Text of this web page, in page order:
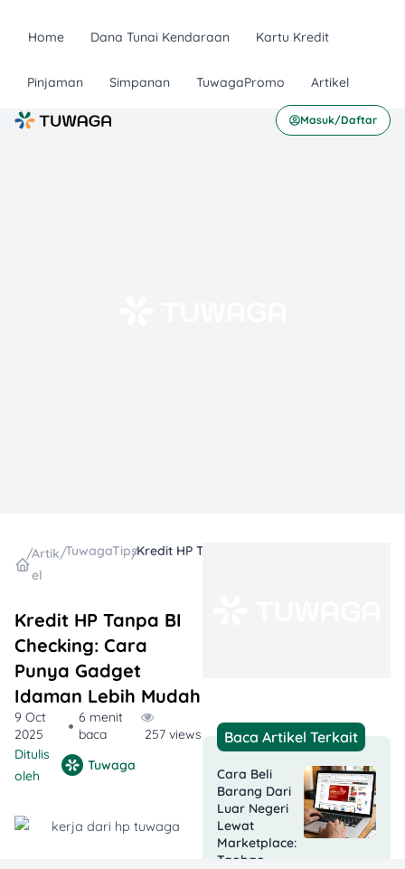
Home Dana Tunai Kendaraan Kartu Kredit
Pinjaman Simpanan TuwagaPromo Artikel
Masuk/Daftar
/Artik
el
/TuwagaTips
/
Kredit HP Tanpa BI
Checking: Cara
Punya Gadget
Idaman Lebih Mudah
9 Oct
2025
6 menit
baca
257 views
Ditulis
oleh
Tuwaga
Baca Artikel Terkait
Cara Beli
Barang Dari
Luar Negeri​
Lewat
Marketplace:
Taobao